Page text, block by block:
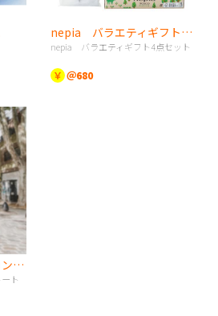
nepia バラエティギフト4点セット
nepia バラエティギフト4点セット
￥ ＠680
ジュート＆キャンバスコンビトート（S） ナチュラル
ト